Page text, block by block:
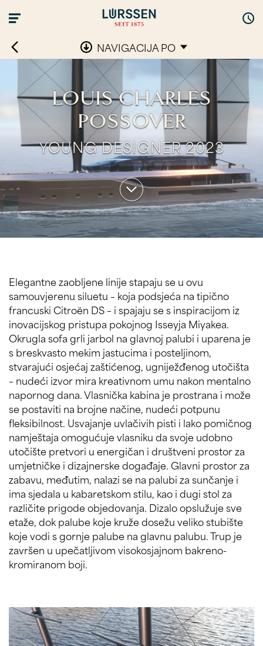
NAVIGACIJA PO
LOUIS CHARLES
POSSOVER
YOUNG DESIGNER 2023
Elegantne zaobljene linije stapaju se u ovu
samouvjerenu siluetu – koja podsjeća na tipično
francuski Citroën DS – i spajaju se s inspiracijom iz
inovacijskog pristupa pokojnog Isseyja Miyakea.
Okrugla sofa grli jarbol na glavnoj palubi i uparena je
s breskvasto mekim jastucima i posteljinom,
stvarajući osjećaj zaštićenog, ugniježđenog utočišta
– nudeći izvor mira kreativnom umu nakon mentalno
napornog dana. Vlasnička kabina je prostrana i može
se postaviti na brojne načine, nudeći potpunu
fleksibilnost. Usvajanje uvlačivih pisti i lako pomičnog
namještaja omogućuje vlasniku da svoje udobno
utočište pretvori u energičan i društveni prostor za
umjetničke i dizajnerske događaje. Glavni prostor za
zabavu, međutim, nalazi se na palubi za sunčanje i
ima sjedala u kabaretskom stilu, kao i dugi stol za
različite prigode objedovanja. Dizalo opslužuje sve
etaže, dok palube koje kruže dosežu veliko stubište
koje vodi s gornje palube na glavnu palubu. Trup je
završen u upečatljivom visokosjajnom bakreno-
kromiranom boji.